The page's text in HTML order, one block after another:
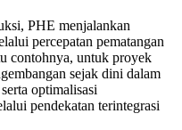
PHE menjalankan
percepatan pematangan
contohnya, untuk proyek
sejak dini dalam
optimalisasi
pendekatan terintegrasi